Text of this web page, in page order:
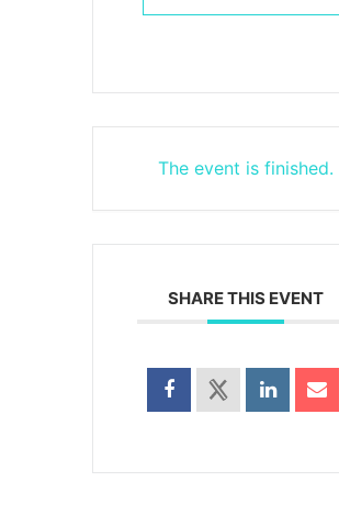
The event is finished.
SHARE THIS EVENT